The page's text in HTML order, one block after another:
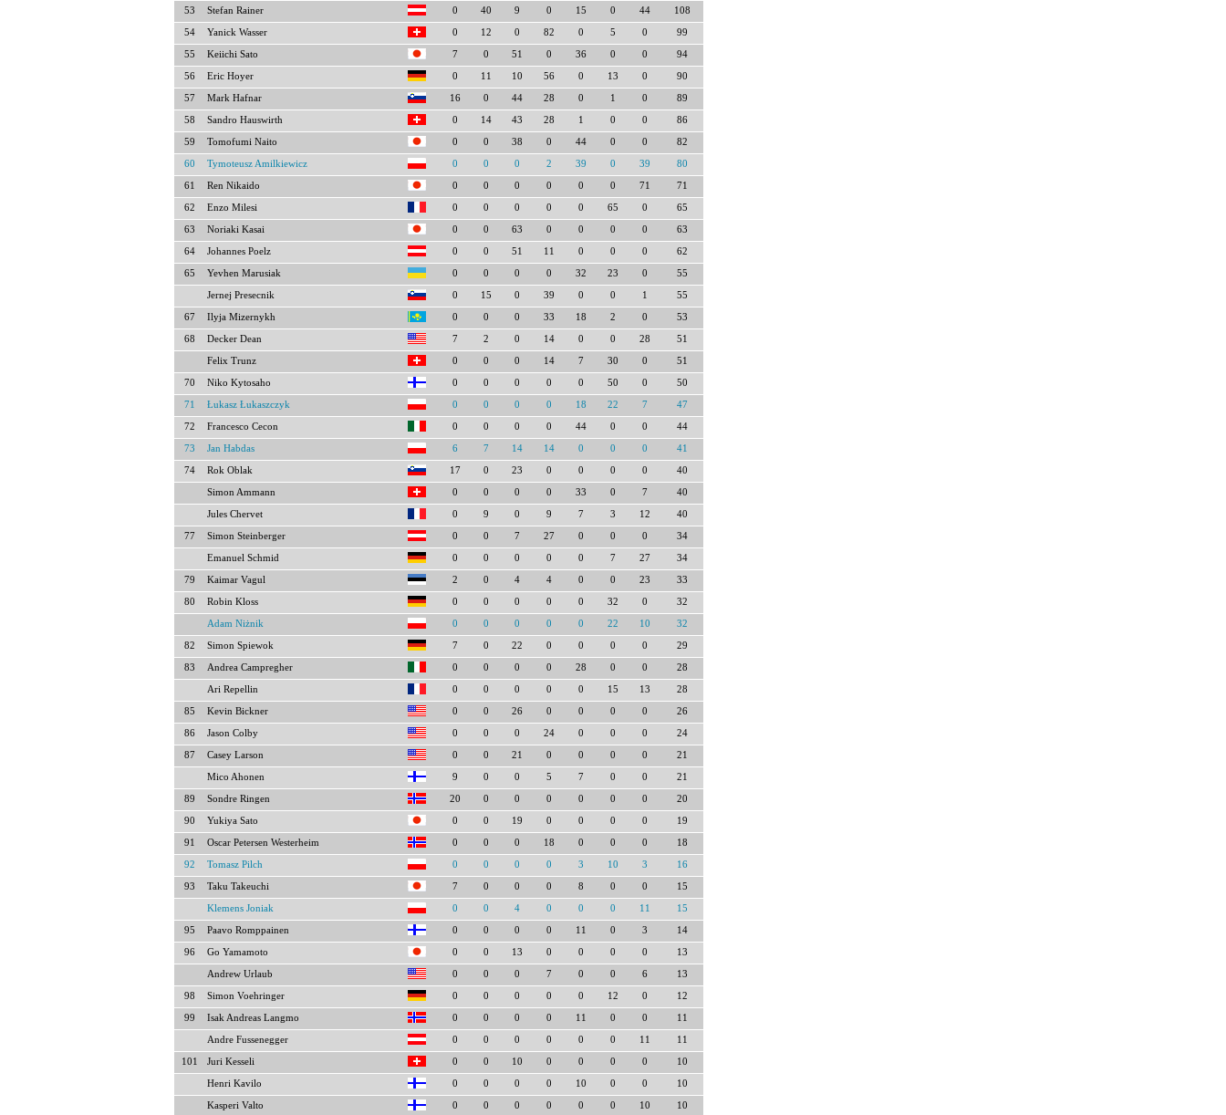
53 Stefan Rainer 0 40 9 0 15 0 44 108
54 Yanick Wasser 0 12 0 82 0 5 0 99
55 Keiichi Sato 7 0 51 0 36 0 0 94
56 Eric Hoyer 0 11 10 56 0 13 0 90
57 Mark Hafnar 16 0 44 28 0 1 0 89
58 Sandro Hauswirth 0 14 43 28 1 0 0 86
59 Tomofumi Naito 0 0 38 0 44 0 0 82
60 Tymoteusz Amilkiewicz 0 0 0 2 39 0 39 80
61 Ren Nikaido 0 0 0 0 0 0 71 71
62 Enzo Milesi 0 0 0 0 0 65 0 65
63 Noriaki Kasai 0 0 63 0 0 0 0 63
64 Johannes Poelz 0 0 51 11 0 0 0 62
65 Yevhen Marusiak 0 0 0 0 32 23 0 55
Jernej Presecnik 0 15 0 39 0 0 1 55
67 Ilyja Mizernykh 0 0 0 33 18 2 0 53
68 Decker Dean 7 2 0 14 0 0 28 51
Felix Trunz 0 0 0 14 7 30 0 51
70 Niko Kytosaho 0 0 0 0 0 50 0 50
71 Łukasz Łukaszczyk 0 0 0 0 18 22 7 47
72 Francesco Cecon 0 0 0 0 44 0 0 44
73 Jan Habdas 6 7 14 14 0 0 0 41
74 Rok Oblak 17 0 23 0 0 0 0 40
Simon Ammann 0 0 0 0 33 0 7 40
Jules Chervet 0 9 0 9 7 3 12 40
77 Simon Steinberger 0 0 7 27 0 0 0 34
Emanuel Schmid 0 0 0 0 0 7 27 34
79 Kaimar Vagul 2 0 4 4 0 0 23 33
80 Robin Kloss 0 0 0 0 0 32 0 32
Adam Niżnik 0 0 0 0 0 22 10 32
82 Simon Spiewok 7 0 22 0 0 0 0 29
83 Andrea Campregher 0 0 0 0 28 0 0 28
Ari Repellin 0 0 0 0 0 15 13 28
85 Kevin Bickner 0 0 26 0 0 0 0 26
86 Jason Colby 0 0 0 24 0 0 0 24
87 Casey Larson 0 0 21 0 0 0 0 21
Mico Ahonen 9 0 0 5 7 0 0 21
89 Sondre Ringen 20 0 0 0 0 0 0 20
90 Yukiya Sato 0 0 19 0 0 0 0 19
91 Oscar Petersen Westerheim 0 0 0 18 0 0 0 18
92 Tomasz Pilch 0 0 0 0 3 10 3 16
93 Taku Takeuchi 7 0 0 0 8 0 0 15
Klemens Joniak 0 0 4 0 0 0 11 15
95 Paavo Romppainen 0 0 0 0 11 0 3 14
96 Go Yamamoto 0 0 13 0 0 0 0 13
Andrew Urlaub 0 0 0 7 0 0 6 13
98 Simon Voehringer 0 0 0 0 0 12 0 12
99 Isak Andreas Langmo 0 0 0 0 11 0 0 11
Andre Fussenegger 0 0 0 0 0 0 11 11
101 Juri Kesseli 0 0 10 0 0 0 0 10
Henri Kavilo 0 0 0 0 10 0 0 10
Kasperi Valto 0 0 0 0 0 0 10 10